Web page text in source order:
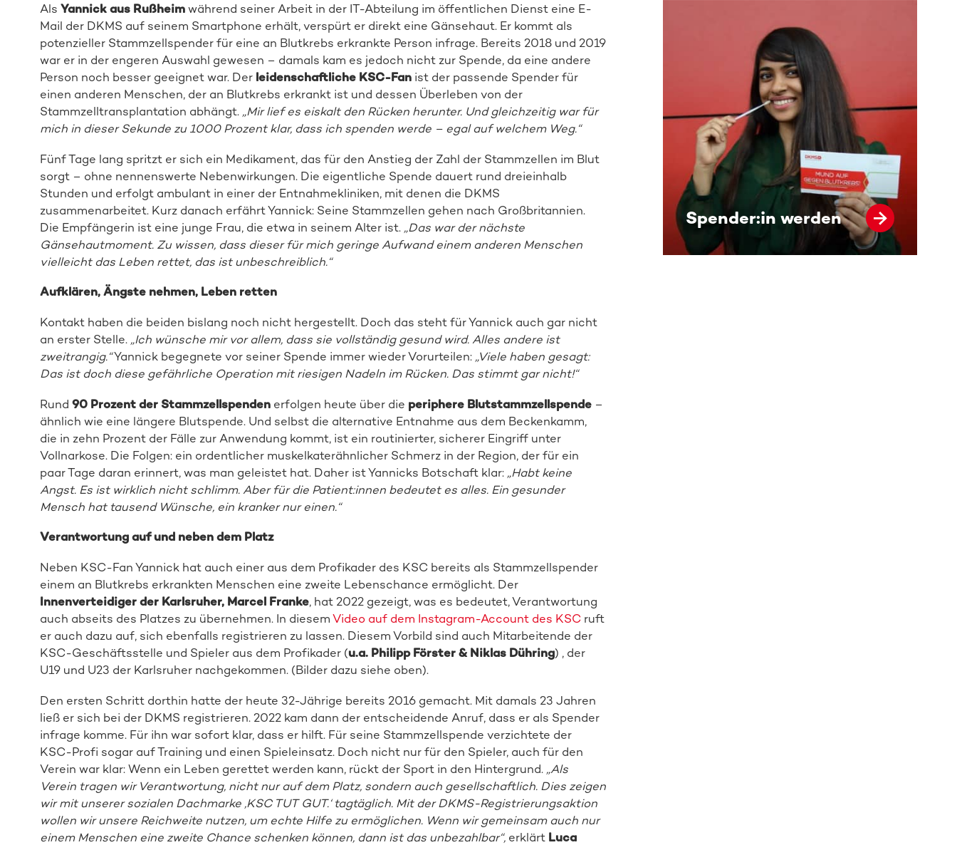
Als Yannick aus Rußheimwährend seiner Arbeit in der IT-Abteilung im öffentlichen Dienst eine E-
Mail der DKMS auf seinem Smartphone erhält, verspürt er direkt eine Gänsehaut. Er kommt als
potenzieller Stammzellspender für eine an Blutkrebs erkrankte Person infrage. Bereits 2018 und 2019
war er in der engeren Auswahl gewesen – damals kam es jedoch nicht zur Spende, da eine andere
Person noch besser geeignet war. Derleidenschaftliche KSC-Fanist der passende Spender für
einen anderen Menschen, der an Blutkrebs erkrankt ist und dessen Überleben von der
Stammzelltransplantation abhängt. „Mir lief es eiskalt den Rücken herunter. Und gleichzeitig war für
mich in dieser Sekunde zu 1000 Prozent klar, dass ich spenden werde – egal auf welchem Weg.“
Fünf Tage lang spritzt er sich ein Medikament, das für den Anstieg der Zahl der Stammzellen im Blut
sorgt – ohne nennenswerte Nebenwirkungen. Die eigentliche Spende dauert rund dreieinhalb
Stunden und erfolgt ambulant in einer der Entnahmekliniken, mit denen die DKMS
zusammenarbeitet. Kurz danach erfährt Yannick: Seine Stammzellen gehen nach Großbritannien.
Die Empfängerin ist eine junge Frau, die etwa in seinem Alter ist. „Das war der nächste
Gänsehautmoment. Zu wissen, dass dieser für mich geringe Aufwand einem anderen Menschen
vielleicht das Leben rettet, das ist unbeschreiblich.“
Aufklären, Ängste nehmen, Leben retten
Kontakt haben die beiden bislang noch nicht hergestellt. Doch das steht für Yannick auch gar nicht
an erster Stelle. „Ich wünsche mir vor allem, dass sie vollständig gesund wird. Alles andere ist
zweitrangig.“Yannick begegnete vor seiner Spende immer wieder Vorurteilen: „Viele haben gesagt:
Das ist doch diese gefährliche Operation mit riesigen Nadeln im Rücken. Das stimmt gar nicht!“
Rund 90 Prozent der Stammzellspendenerfolgen heute über die periphere Blutstammzellspende–
ähnlich wie eine längere Blutspende. Und selbst die alternative Entnahme aus dem Beckenkamm,
die in zehn Prozent der Fälle zur Anwendung kommt, ist ein routinierter, sicherer Eingriff unter
Vollnarkose. Die Folgen: ein ordentlicher muskelkaterähnlicher Schmerz in der Region, der für ein
paar Tage daran erinnert, was man geleistet hat. Daher ist Yannicks Botschaft klar: „Habt keine
Angst. Es ist wirklich nicht schlimm. Aber für die Patient:innen bedeutet es alles. Ein gesunder
Mensch hat tausend Wünsche, ein kranker nur einen.“
Verantwortung auf und neben dem Platz
Neben KSC-Fan Yannick hat auch einer aus dem Profikader des KSC bereits als Stammzellspender
einem an Blutkrebs erkrankten Menschen eine zweite Lebenschance ermöglicht. Der
Innenverteidiger der Karlsruher, Marcel Franke, hat 2022 gezeigt, was es bedeutet, Verantwortung
auch abseits des Platzes zu übernehmen. In diesem Video auf dem Instagram-Account des KSC ruft
er auch dazu auf, sich ebenfalls registrieren zu lassen. Diesem Vorbild sind auch Mitarbeitende der
KSC-Geschäftsstelle und Spieler aus dem Profikader (u.a. Philipp Förster & Niklas Dühring) , der
U19 und U23 der Karlsruher nachgekommen. (Bilder dazu siehe oben).
Den ersten Schritt dorthin hatte der heute 32-Jährige bereits 2016 gemacht. Mit damals 23 Jahren
ließ er sich bei der DKMS registrieren. 2022 kam dann der entscheidende Anruf, dass er als Spender
infrage komme. Für ihn war sofort klar, dass er hilft. Für seine Stammzellspende verzichtete der
KSC-Profi sogar auf Training und einen Spieleinsatz. Doch nicht nur für den Spieler, auch für den
Verein war klar: Wenn ein Leben gerettet werden kann, rückt der Sport in den Hintergrund. „Als
Verein tragen wir Verantwortung, nicht nur auf dem Platz, sondern auch gesellschaftlich. Dies zeigen
wir mit unserer sozialen Dachmarke ‚KSC TUT GUT.‘ tagtäglich. Mit der DKMS-Registrierungsaktion
wollen wir unsere Reichweite nutzen, um echte Hilfe zu ermöglichen. Wenn wir gemeinsam auch nur
einem Menschen eine zweite Chance schenken können, dann ist das unbezahlbar“, erklärt Luca
Spender:in werden
Spender:in werden